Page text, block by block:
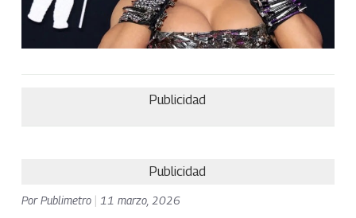
Publicidad
Publicidad
PorPublimetro 11 marzo, 2026